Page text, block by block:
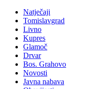
Natječaji
Tomislavgrad
Livno
Kupres
Glamoč
Drvar
Bos. Grahovo
Novosti
Javna nabava